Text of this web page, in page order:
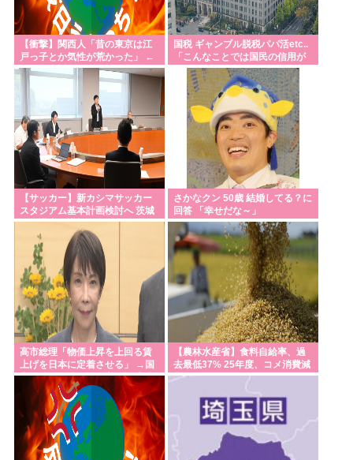
【衝撃】関西人「昔の東京は江
戸っ子とか気性が荒かった」 ←
関西人が近年ここまで凶暴化し
た理由WWW
国税 ギャンブル脱税パパ活etc..
「こんなことでは国民の信用が
なくなってしまう」
【サッカー】新カシマサッカー
スタジアム基本計画検討へ 茨城
県有識者会議初会合 公設民営で
整備方針
さかなクン 50歳 結婚してる？に
回答 「幸せだな～」
高市総理「物価上昇を上回る賃
上げを日本に定着させる」 →国
家公務員月給3.51%増へ 人事院
の勧告を受け
【農林水産省】食料自給率、過
去最低37% 25年度、コメ消費減
響く